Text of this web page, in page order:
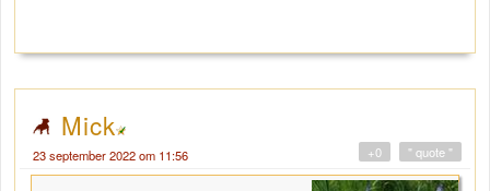
Mick
23 september 2022 om 11:56 " quote "
+0